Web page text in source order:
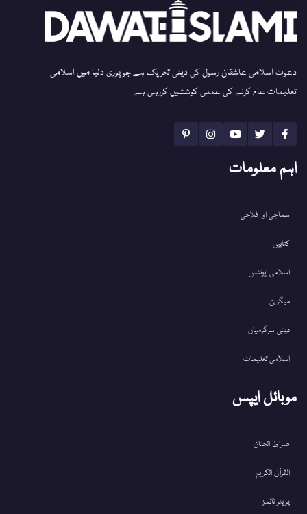
دعوت اسلامی عاشقان رسول کی دینی تحریک ہے جو پوری دنیا میں اسلامی
تعلیمات عام کرنے کی عملی کوششیں کررہی ہے
اہم معلومات
سماجی اور فلاحی
کتابیں
اسلامی ایونٹس
میگزین
دینی سرگرمیاں
اسلامی تعلیمات
موبائل ایپس
صراط الجنان
القرآن الکریم
پریئر ٹائمز